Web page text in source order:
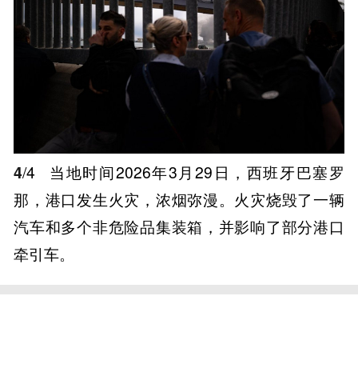
4/4
当地时间2026年3月29日，西班牙巴塞罗
那，港口发生火灾，浓烟弥漫。火灾烧毁了一辆
汽车和多个非危险品集装箱，并影响了部分港口
牵引车。